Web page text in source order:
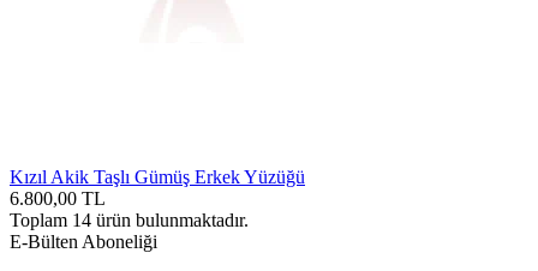
Kızıl Akik Taşlı Gümüş Erkek Yüzüğü
6.800,00 TL
Toplam 14 ürün bulunmaktadır.
E-Bülten Aboneliği